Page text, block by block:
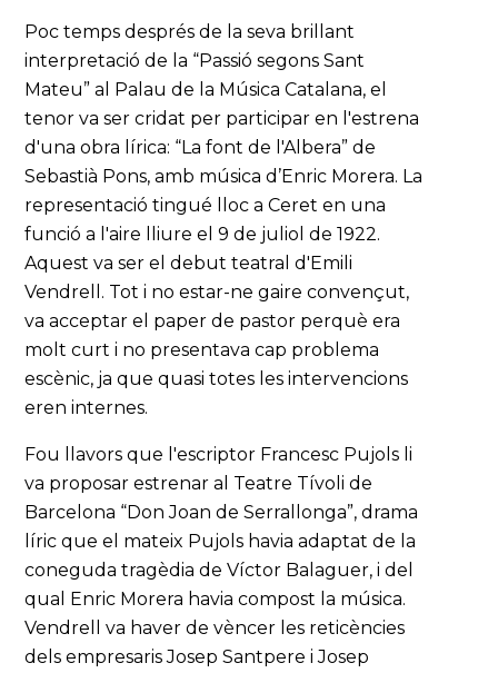
Poc temps després de la seva brillant
interpretació de la “Passió segons Sant
Mateu” al Palau de la Música Catalana, el
tenor va ser cridat per participar en l'estrena
d'una obra lírica: “La font de l'Albera” de
Sebastià Pons, amb música d’Enric Morera. La
representació tingué lloc a Ceret en una
funció a l'aire lliure el 9 de juliol de 1922.
Aquest va ser el debut teatral d'Emili
Vendrell. Tot i no estar-ne gaire convençut,
va acceptar el paper de pastor perquè era
molt curt i no presentava cap problema
escènic, ja que quasi totes les intervencions
eren internes.
Fou llavors que l'escriptor Francesc Pujols li
va proposar estrenar al Teatre Tívoli de
Barcelona “Don Joan de Serrallonga”, drama
líric que el mateix Pujols havia adaptat de la
coneguda tragèdia de Víctor Balaguer, i del
qual Enric Morera havia compost la música.
Vendrell va haver de vèncer les reticències
dels empresaris Josep Santpere i Josep